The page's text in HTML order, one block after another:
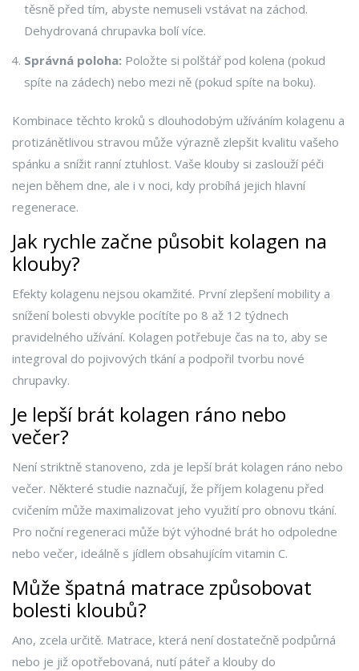
těsně před tím, abyste nemuseli vstávat na záchod.
Dehydrovaná chrupavka bolí více.
Správná poloha: Položte si polštář pod kolena (pokud
spíte na zádech) nebo mezi ně (pokud spíte na boku).
Kombinace těchto kroků s dlouhodobým užíváním kolagenu a
protizánětlivou stravou může výrazně zlepšit kvalitu vašeho
spánku a snížit ranní ztuhlost. Vaše klouby si zaslouží péči
nejen během dne, ale i v noci, kdy probíhá jejich hlavní
regenerace.
Jak rychle začne působit kolagen na
klouby?
Efekty kolagenu nejsou okamžité. První zlepšení mobility a
snížení bolesti obvykle pocítíte po 8 až 12 týdnech
pravidelného užívání. Kolagen potřebuje čas na to, aby se
integroval do pojivových tkání a podpořil tvorbu nové
chrupavky.
Je lepší brát kolagen ráno nebo
večer?
Není striktně stanoveno, zda je lepší brát kolagen ráno nebo
večer. Některé studie naznačují, že příjem kolagenu před
cvičením může maximalizovat jeho využití pro obnovu tkání.
Pro noční regeneraci může být výhodné brát ho odpoledne
nebo večer, ideálně s jídlem obsahujícím vitamin C.
Může špatná matrace způsobovat
bolesti kloubů?
Ano, zcela určitě. Matrace, která není dostatečně podpůrná
nebo je již opotřebovaná, nutí páteř a klouby do